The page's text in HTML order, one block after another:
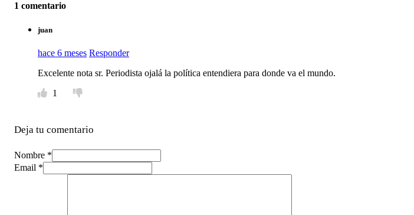
1 comentario
juan
hace 6 meses Responder
Excelente nota sr. Periodista ojalá la política entendiera para donde va el mundo.
1
Deja tu comentario
Nombre *
Email *